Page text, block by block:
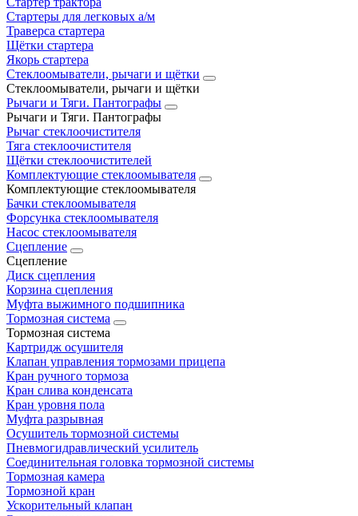
Стартеры для легковых а/м
Траверса стартера
Щётки стартера
Якорь стартера
Стеклоомыватели, рычаги и щётки
Стеклоомыватели, рычаги и щётки
Рычаги и Тяги. Пантографы
Рычаги и Тяги. Пантографы
Рычаг стеклоочистителя
Тяга стеклоочистителя
Щётки стеклоочистителей
Комплектующие стеклоомывателя
Комплектующие стеклоомывателя
Бачки стеклоомывателя
Форсунка стеклоомывателя
Насос стеклоомывателя
Сцепление
Сцепление
Диск сцепления
Корзина сцепления
Муфта выжимного подшипника
Тормозная система
Тормозная система
Картридж осушителя
Клапан управления тормозами прицепа
Кран ручного тормоза
Кран слива конденсата
Кран уровня пола
Муфта разрывная
Осушитель тормозной системы
Пневмогидравлический усилитель
Соединительная головка тормозной системы
Тормозная камера
Тормозной кран
Ускорительный клапан